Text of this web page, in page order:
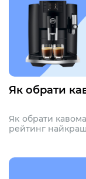
Як обрати
Як обрати
рейтинг